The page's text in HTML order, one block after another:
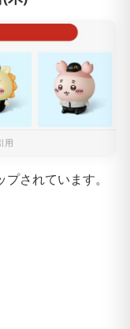
用
されています。